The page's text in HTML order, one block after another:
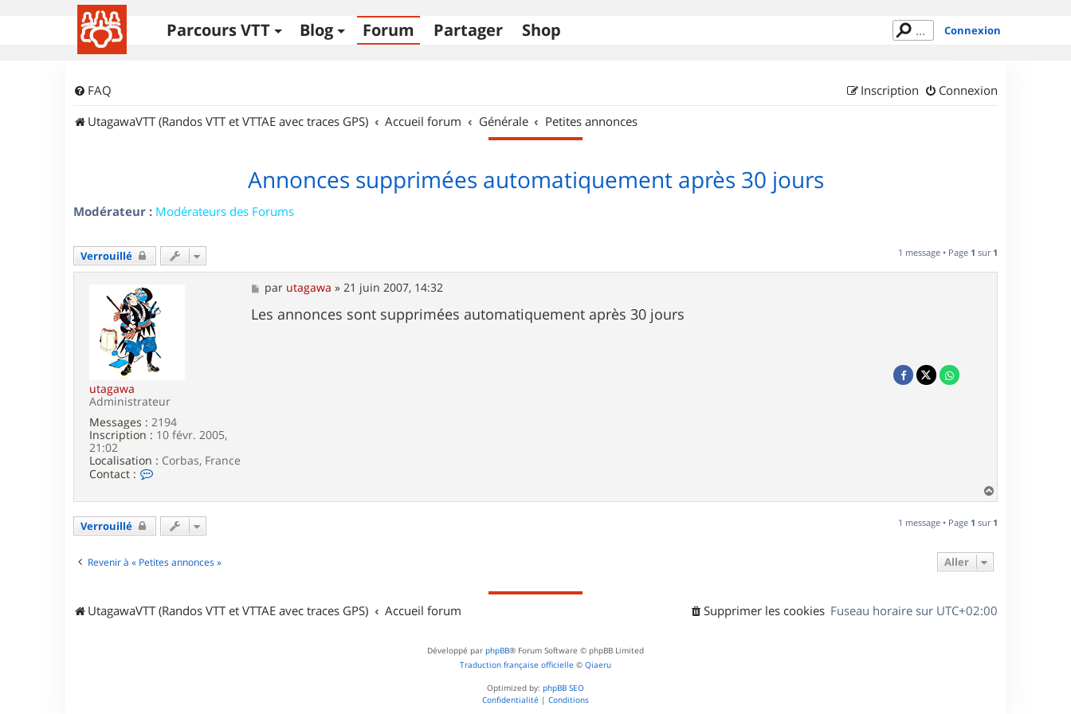
Parcours VTT Blog Forum Partager Shop Connexion
FAQ Connexion
Inscription
UtagawaVTT (Randos VTT et VTTAE avec traces GPS)
Accueil forum Générale Petites annonces
Annonces supprimées automatiquement après 30 jours
Modérateur : Modérateurs des Forums
Verrouillé 1 message • Page 1 sur 1
utagawa
Administrateur
Messages : 2194
Inscription : 10 févr. 2005,
21:02
Localisation : Corbas, France
Contact :
c
e
a
M
e
s
s
par utagawa »21 juin 2007, 14:32
Les annonces sont supprimées automatiquement après 30 jours
a
t
Verrouillé 1 message • Page 1 sur 1
Revenir à « Petites annonces » Aller
UtagawaVTT (Randos VTT et VTTAE avec traces GPS) Accueil forum Fuseau horaire sur UTC+02:00
Supprimer les cookies
Développé par phpBB® Forum Software © phpBB Limited
Traduction française officielle © Qiaeru
Optimized by: phpBB SEO
Confidentialité | Conditions